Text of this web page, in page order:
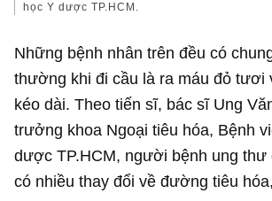
học Y dược TP.HCM.
Những bệnh nhân trên đều có
thường khi đi cầu là ra máu đỏ tươi
kéo dài. Theo tiến sĩ, bác sĩ Ung
trưởng khoa Ngoại tiêu hóa, Bệnh
dược TP.HCM, người bệnh ung thư
có nhiều thay đổi về đường tiêu